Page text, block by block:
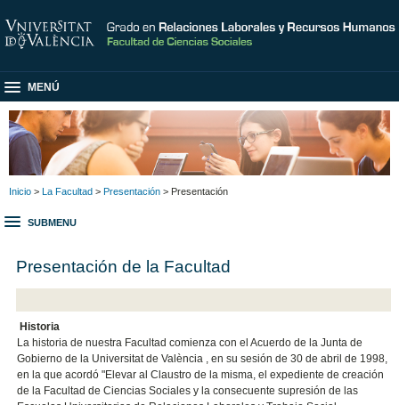
MENÚ
Inicio > La Facultad > Presentación > Presentación
SUBMENU
Presentación de la Facultad
Historia
La historia de nuestra Facultad comienza con el Acuerdo de la Junta de
Gobierno de la Universitat de València , en su sesión de 30 de abril de 1998,
en la que acordó "Elevar al Claustro de la misma, el expediente de creación
de la Facultad de Ciencias Sociales y la consecuente supresión de las